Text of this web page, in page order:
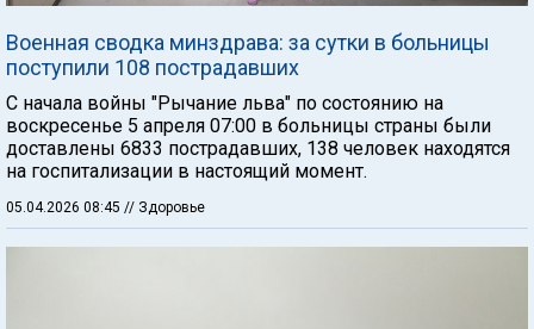
Военная сводка минздрава: за сутки в больницы
поступили 108 пострадавших
С начала войны "Рычание льва" по состоянию на
воскресенье 5 апреля 07:00 в больницы страны были
доставлены 6833 пострадавших, 138 человек находятся
на госпитализации в настоящий момент.
05.04.2026 08:45 // Здоровье